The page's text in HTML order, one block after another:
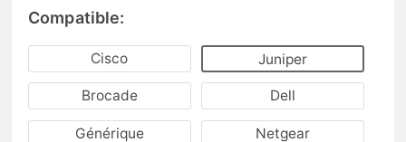
Compatible:
Cisco Juniper
Brocade Dell
Générique Netgear